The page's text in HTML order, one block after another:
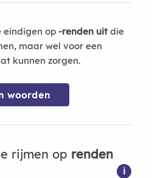
eindigen op -renden uitdie
maar wel voor een
kunnen zorgen.
woorden
rijmen op renden
i